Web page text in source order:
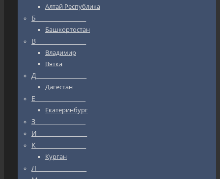
Алтай Республика
Б_________________
Башкортостан
В_________________
Владимир
Вятка
Д_________________
Дагестан
Е_________________
Екатеринбург
З_________________
И_________________
К_________________
Курган
Л_________________